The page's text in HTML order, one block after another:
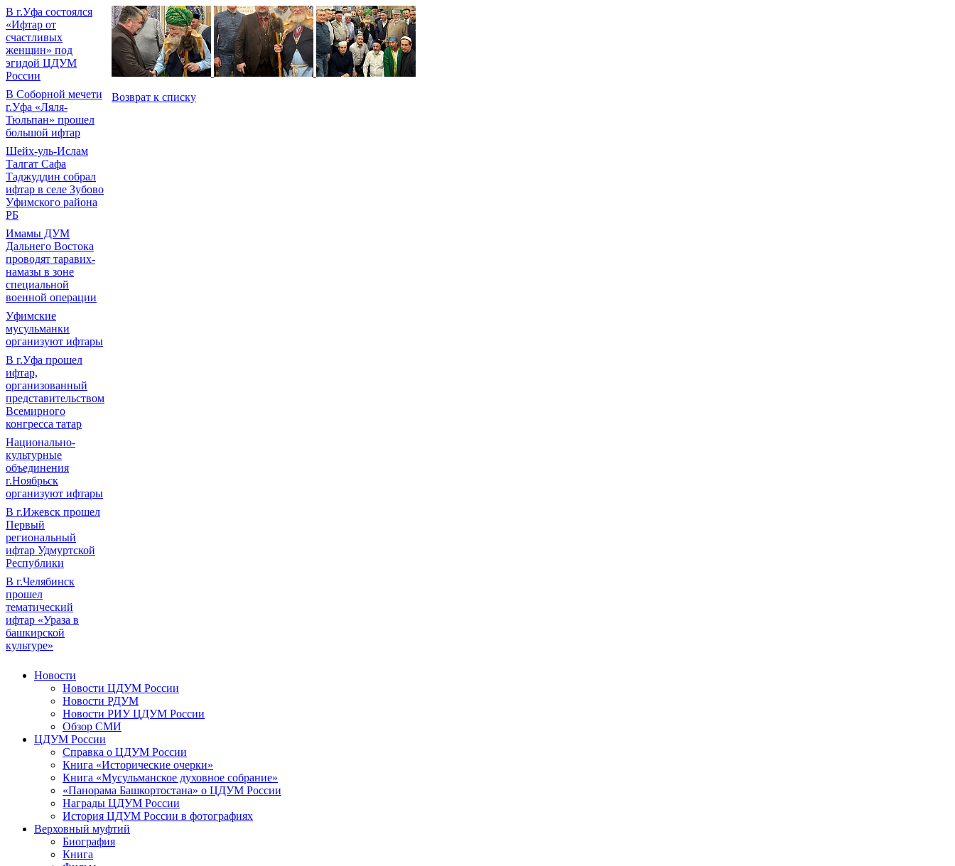
В г.Уфа состоялся
«Ифтар от
счастливых
женщин» под
эгидой ЦДУМ
России
В Соборной мечети
г.Уфа «Ляля-
Тюльпан» прошел
большой ифтар
Шейх-уль-Ислам
Талгат Сафа
Таджуддин собрал
ифтар в селе Зубово
Уфимского района
РБ
Имамы ДУМ
Дальнего Востока
проводят таравих-
намазы в зоне
специальной
военной операции
Уфимские
мусульманки
организуют ифтары
В г.Уфа прошел
ифтар,
организованный
представительством
Всемирного
конгресса татар
Национально-
культурные
объединения
г.Ноябрьск
организуют ифтары
В г.Ижевск прошел
Первый
региональный
ифтар Удмуртской
Республики
В г.Челябинск
прошел
тематический
ифтар «Ураза в
башкирской
культуре»
Возврат к списку
Новости
Новости ЦДУМ России
Новости РДУМ
Новости РИУ ЦДУМ России
Обзор СМИ
ЦДУМ России
Справка о ЦДУМ России
Книга «Исторические очерки»
Книга «Мусульманское духовное собрание»
«Панорама Башкортостана» о ЦДУМ России
Награды ЦДУМ России
История ЦДУМ России в фотографиях
Верховный муфтий
Биография
Книга